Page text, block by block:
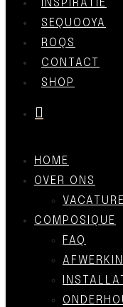
INSPIRATIE
SEQUOOYA
ROQS
CONTACT
SHOP
HOME
OVER ONS
COMPOSIQUE
FAQ